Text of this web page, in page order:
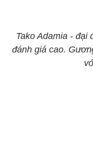
Tako Adamia - đại
đánh giá cao.